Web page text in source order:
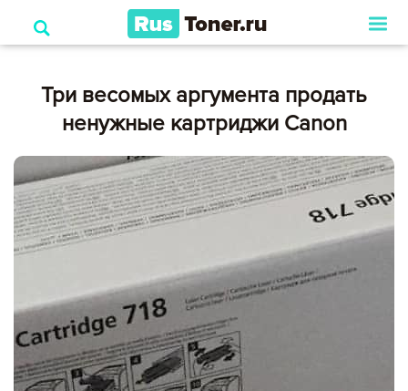
Три весомых аргумента продать
ненужные картриджи Canon